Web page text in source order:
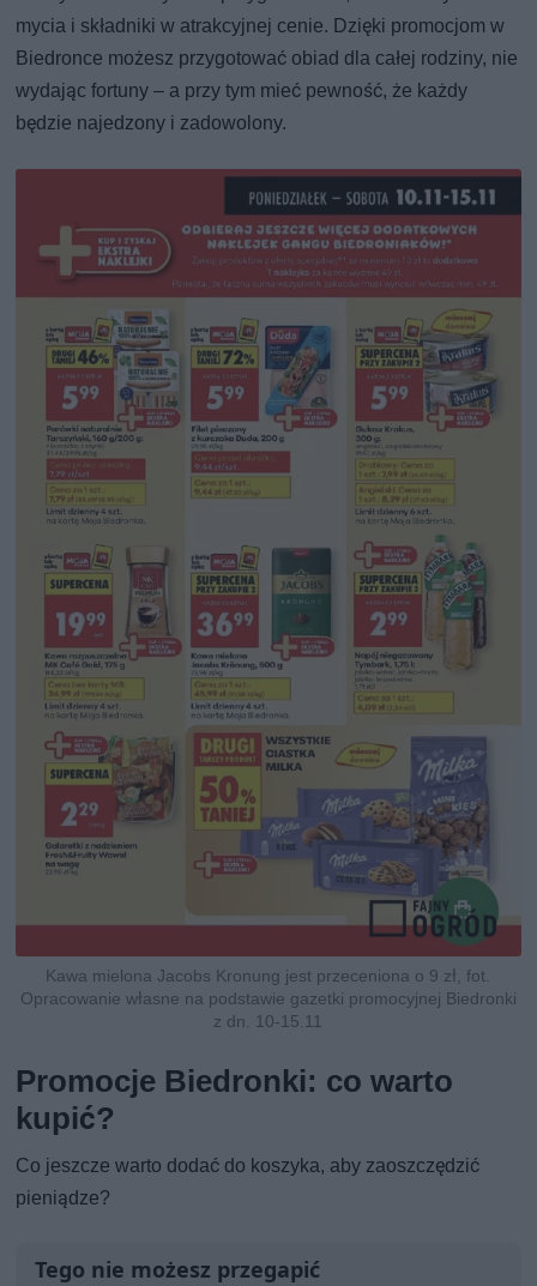
mycia i składniki w atrakcyjnej cenie. Dzięki promocjom w
Biedronce możesz przygotować obiad dla całej rodziny, nie
wydając fortuny – a przy tym mieć pewność, że każdy
będzie najedzony i zadowolony.
Kawa mielona Jacobs Kronung jest przeceniona o 9 zł, fot.
Opracowanie własne na podstawie gazetki promocyjnej Biedronki
z dn. 10-15.11
Promocje Biedronki: co warto
kupić?
Co jeszcze warto dodać do koszyka, aby zaoszczędzić
pieniądze?
Tego nie możesz przegapić